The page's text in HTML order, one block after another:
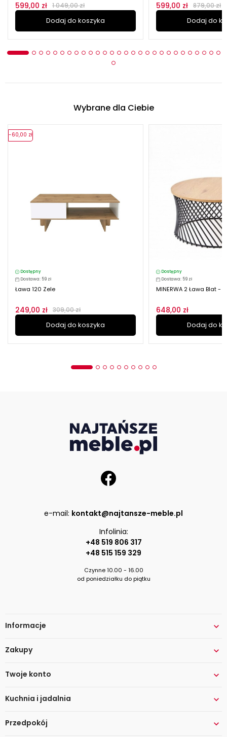
599,00 zł 1 049,00 zł
Dodaj do koszyka
599,00 zł 879,00 zł
Dodaj do
Wybrane dla Ciebie
Dostępny
Dostawa: 59 zł
Ława 120 Zele
249,00 zł 309,00 zł
Dodaj do koszyka
-60,00 zł
Dostępny
Dostawa: 59 zł
MINERWA 2 Ława Blat -
648,00 zł
Dodaj do
e-mail: kontakt@najtansze-meble.pl
Infolinia:
+48 519 806 317
+48 515 159 329
Czynne 10.00 - 16.00
od poniedziałku do piątku
Informacje 
Zakupy 
Twoje konto 
Kuchnia i jadalnia 
Przedpokój 